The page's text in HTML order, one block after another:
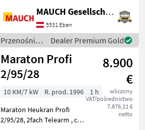
MAUCH Gesellschaft m.b.H. & Co.KG, Eben
5531 Eben
Przenośniki
/ Sonstige
Dealer Premium Gold
Maraton Profi
2/95/28
8.900
€
wliczony
VAT/pośrednictwo
7.876,11 €
netto
10 KM/7 kW R. prod. 1996
1 h
Maraton Heukran Profi
2/95/28, 2fach Telearm , ca